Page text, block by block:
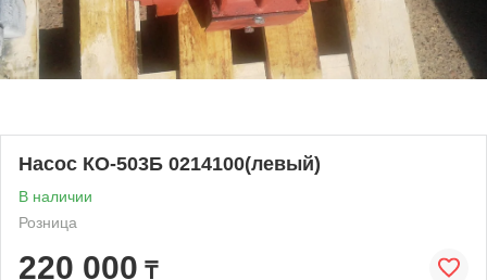
Насос КО-503Б 0214100(левый)
В наличии
Розница
220 000 ₸